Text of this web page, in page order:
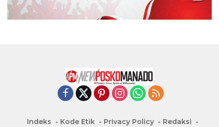
Indeks Kode Etik Privacy Policy
Redaksi